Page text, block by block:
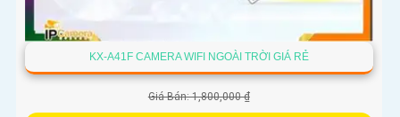
KX-A41F CAMERA WIFI NGOÀI TRỜI GIÁ RẺ
Giá Bán: 1,800,000 ₫